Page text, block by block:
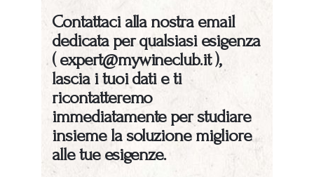
Contattaci alla nostra email
dedicata per qualsiasi esigenza
( expert@mywineclub.it),
lascia i tuoi dati e ti
ricontatteremo
immediatamente per studiare
insieme la soluzione migliore
alle tue esigenze.